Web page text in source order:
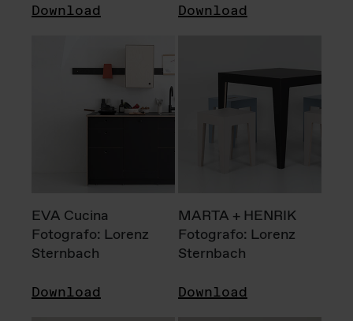
Download Download
EVA Cucina
Fotografo: Lorenz
Sternbach
Download
MARTA + HENRIK
Fotografo: Lorenz
Sternbach
Download